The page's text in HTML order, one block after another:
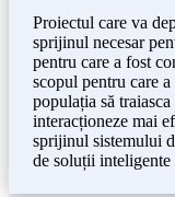
Proiectul care va
sprijinul necesar
pentru care a fost
scopul pentru care
populația să
interacționeze mai
sprijinul sistemului
de soluții inteligente